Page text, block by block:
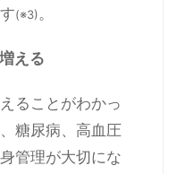
(※3)。
える
ることがわかっ
糖尿病、高血圧
管理が大切にな